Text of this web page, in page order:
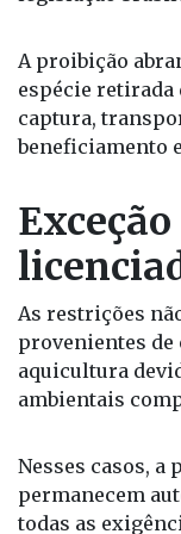
A proibição
espécie
captura,
beneficiamento
As restrições
provenientes
aquicultura
ambientais
Nesses casos, a
permanecem
todas as